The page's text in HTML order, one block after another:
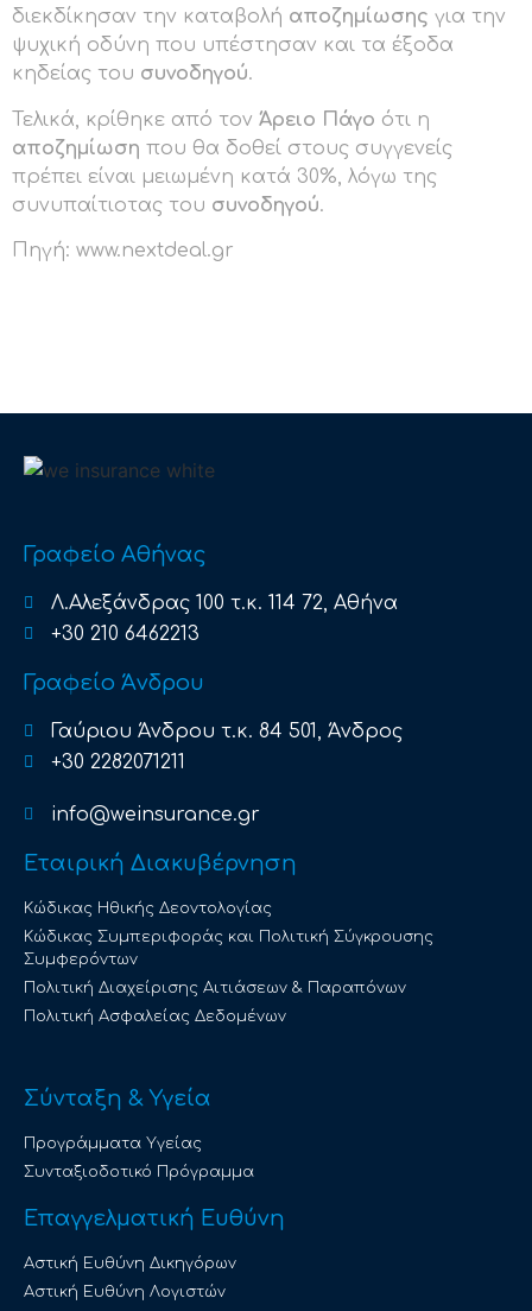
διεκδίκησαν την καταβολή αποζημίωσης για την
ψυχική οδύνη που υπέστησαν και τα έξοδα
κηδείας του συνοδηγού.
Τελικά, κρίθηκε από τον Άρειο Πάγο ότι η
αποζημίωση που θα δοθεί στους συγγενείς
πρέπει είναι μειωμένη κατά 30%, λόγω της
συνυπαίτιοτας του συνοδηγού.
Πηγή: www.nextdeal.gr
Γραφείο Αθήνας
Λ.Αλεξάνδρας 100 τ.κ. 114 72, Αθήνα
+30 210 6462213
Γραφείο Άνδρου
Γαύριου Άνδρου τ.κ. 84 501, Άνδρος
+30 2282071211
info@weinsurance.gr
Εταιρική Διακυβέρνηση
Κώδικας Ηθικής Δεοντολογίας
Κώδικας Συμπεριφοράς και Πολιτική Σύγκρουσης
Συμφερόντων
Πολιτική Διαχείρισης Αιτιάσεων & Παραπόνων
Πολιτική Ασφαλείας Δεδομένων
Σύνταξη & Υγεία
Προγράμματα Υγείας
Συνταξιοδοτικό Πρόγραμμα
Επαγγελματική Ευθύνη
Αστική Ευθύνη Δικηγόρων
Αστική Ευθύνη Λογιστών